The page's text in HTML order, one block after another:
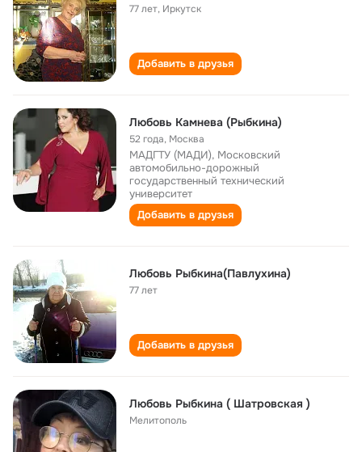
77 лет, Иркутск
Добавить в друзья
Любовь Камнева (Рыбкина)
52 года, Москва
МАДГТУ (МАДИ), Московский
автомобильно-дорожный
государственный технический
университет
Добавить в друзья
Любовь Рыбкина(Павлухина)
77 лет
Добавить в друзья
Любовь Рыбкина ( Шатровская )
Мелитополь